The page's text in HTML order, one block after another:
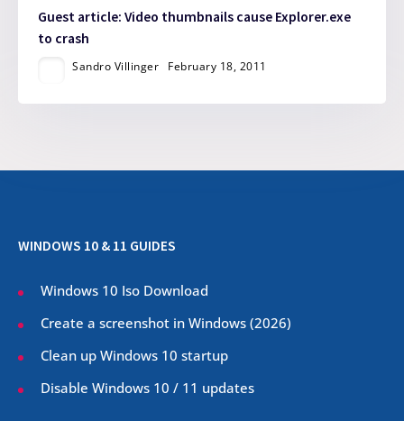
Guest article: Video thumbnails cause Explorer.exe
to crash
Sandro Villinger February 18, 2011
WINDOWS 10 & 11 GUIDES
Windows 10 Iso Download
Create a screenshot in Windows (2026)
Clean up Windows 10 startup
Disable Windows 10 / 11 updates